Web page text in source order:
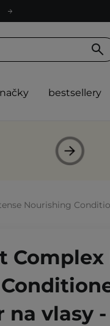
bestsellery
Nourishing Conditioner -
na vlasy